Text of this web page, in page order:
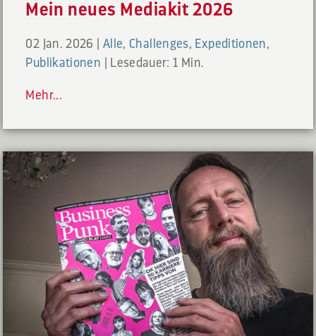
Mein neues Mediakit 2026
02 Jan. 2026 Alle Challenges Expeditionen
Publikationen
Lesedauer: 1 Min.
Mehr...